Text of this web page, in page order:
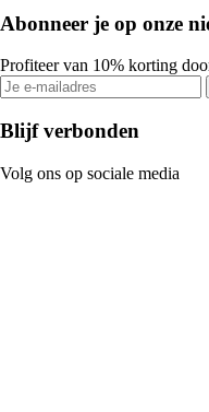
Abonneer je op onze
Profiteer van 10% korting
Blijf verbonden
Volg ons op sociale media